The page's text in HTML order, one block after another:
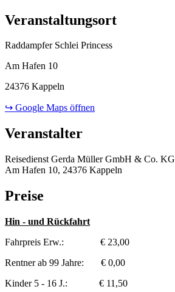
Veranstaltungsort
Raddampfer Schlei Princess
Am Hafen 10
24376 Kappeln
↪ Google Maps öffnen
Veranstalter
Reisedienst Gerda Müller GmbH & Co. KG
Am Hafen 10, 24376 Kappeln
Preise
Hin - und Rückfahrt
Fahrpreis Erw.: € 23,00
Rentner ab 99 Jahre: € 0,00
Kinder 5 - 16 J.: € 11,50